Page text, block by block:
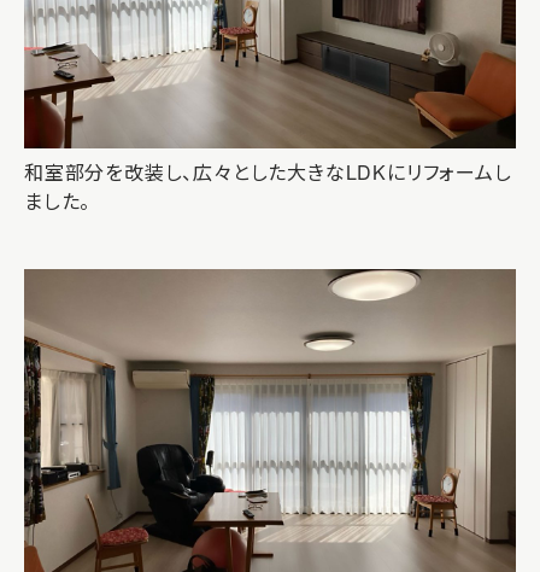
和室部分を改装し、広々とした大きなLDKにリフォームし
ました。